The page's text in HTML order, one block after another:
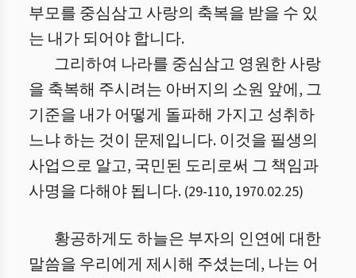
부모를 중심삼고 사랑의 축복을 받을 수 있
는 내가 되어야 합니다.
그리하여 나라를 중심삼고 영원한 사랑
을 축복해 주시려는 아버지의 소원 앞에, 그
기준을 내가 어떻게 돌파해 가지고 성취하
느냐 하는 것이 문제입니다. 이것을 필생의
사업으로 알고, 국민된 도리로써 그 책임과
사명을 다해야 됩니다. (29-110, 1970.02.25)
황공하게도 하늘은 부자의 인연에 대한
말씀을 우리에게 제시해 주셨는데, 나는 어